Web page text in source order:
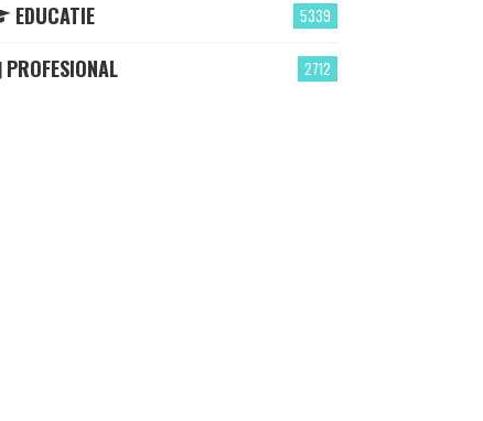
5339
EDUCATIE
2712
PROFESIONAL